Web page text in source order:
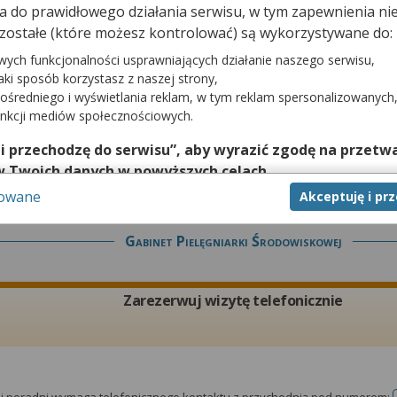
Zarezerwuj wizytę telefonicznie
poradni wymaga telefonicznego kontaktu z przychodnią pod numerem:
Gabinet Pielęgniarki Środowiskowej
Zarezerwuj wizytę telefonicznie
do prawidłowego działania serwisu, w tym zapewnienia
(które możesz kontrolować) są wykorzystywane do:
funkcjonalności usprawniających działanie naszego serwisu,
sposób korzystasz z naszej strony,
i wyświetlania reklam, w tym reklam spersonalizowanych,
mediów społecznościowych.
przechodzę do serwisu”, aby wyrazić zgodę na
danych w powyższych celach.
zgody jest dobrowolne, a wyrażoną zgodę możesz w
na przetwarzanie Twoich danych tylko w niektórych
lub chcesz przeprowadzić konfigurację szczegółową, to
temat wykorzystywania narzędzi zewnętrznych w naszym
Akceptuję i